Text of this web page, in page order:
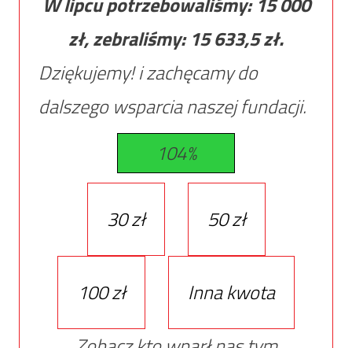
zł, zebraliśmy: 15 633,5zł.
Dziękujemy! i zachęcamy do
dalszego wsparcia naszej fundacji.
104%
30 zł 50 zł
100 zł
Inna kwota